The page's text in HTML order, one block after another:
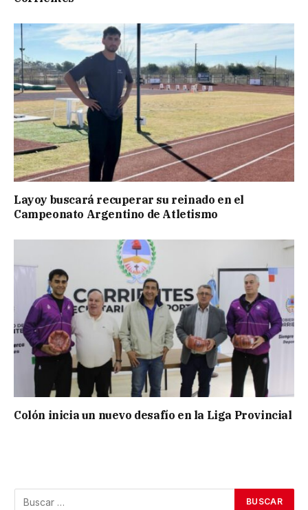
Layoy buscará recuperar su reinado en el
Campeonato Argentino de Atletismo
Colón inicia un nuevo desafío en la Liga Provincial